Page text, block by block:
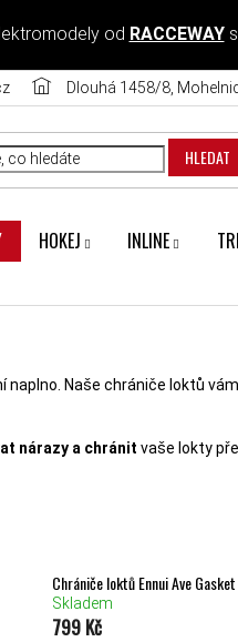
od RACCEWAY
Dlouhá 1458/8,
HLEDAT
HOKEJ INLINE
Naše chrániče loktů
nárazy a chránit vaše lokty
Chrániče loktů Ennui Ave Gasket
Skladem
799 Kč